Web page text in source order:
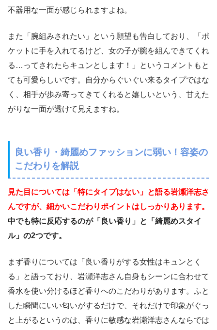
不器用な一面が感じられますよね。
また「腕組みされたい」という願望も告白しており、「ポ
ケットに手を入れてるけど、女の子が腕を組んできてくれ
る…ってされたらキュンとします！」というコメントもと
ても可愛らしいです。自分からぐいぐい来るタイプではな
く、相手が歩み寄ってきてくれると嬉しいという、甘えた
がりな一面が透けて見えますね。
良い香り・綺麗めファッションに弱い！容姿の
こだわりを解説
見た目については「特にタイプはない」と語る岩瀬洋志さ
んですが、細かいこだわりポイントはしっかりあります。
中でも特に反応するのが「良い香り」と「綺麗めスタイ
ル」の2つです。
まず香りについては「良い香りがする女性はキュンとく
る」と語っており、岩瀬洋志さん自身もシーンに合わせて
香水を使い分けるほど香りへのこだわりがあります。ふと
した瞬間にいい匂いがするだけで、それだけで印象がぐっ
と上がるというのは、香りに敏感な岩瀬洋志さんならでは